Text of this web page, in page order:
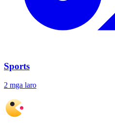
Sports
2 mga laro